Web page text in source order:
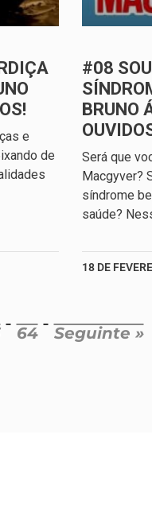
e
de
#08
BRUNO
Será que
Macgyver?
síndrome
saúde?
18 DE
64 Seguinte »